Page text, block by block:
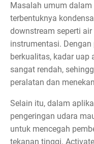
Masalah umum
terbentuknya
downstream seperti
instrumentasi.
berkualitas, kadar uap
sangat rendah,
peralatan dan
Selain itu, dalam
pengeringan udara
untuk mencegah
tekanan tinggi.